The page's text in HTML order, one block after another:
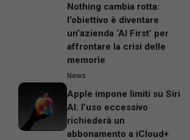
Nothing cambia rotta:
l’obiettivo è diventare
un’azienda ‘AI First’ per
affrontare la crisi delle
memorie
News
Apple impone limiti su Siri
AI: l’uso eccessivo
richiederà un
abbonamento a iCloud+